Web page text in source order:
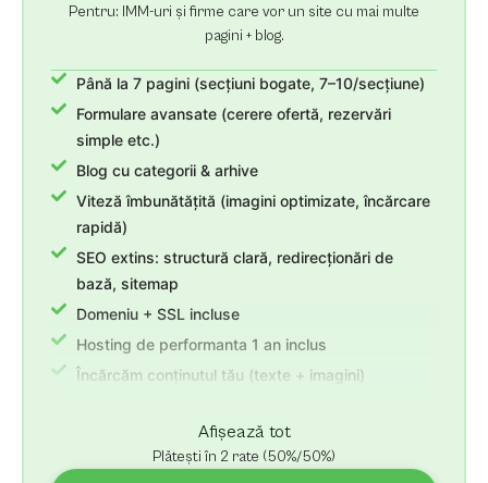
Pentru: IMM-uri și firme care vor un site cu mai multe
pagini + blog.
Până la 7 pagini (secțiuni bogate, 7–10/secțiune)
Formulare avansate (cerere ofertă, rezervări
simple etc.)
Blog cu categorii & arhive
Viteză îmbunătățită (imagini optimizate, încărcare
rapidă)
SEO extins: structură clară, redirecționări de
bază, sitemap
Domeniu + SSL incluse
Hosting de performanta 1 an inclus
Încărcăm conținutul tău (texte + imagini)
Afișează tot
Plătești în 2 rate (50%/50%)